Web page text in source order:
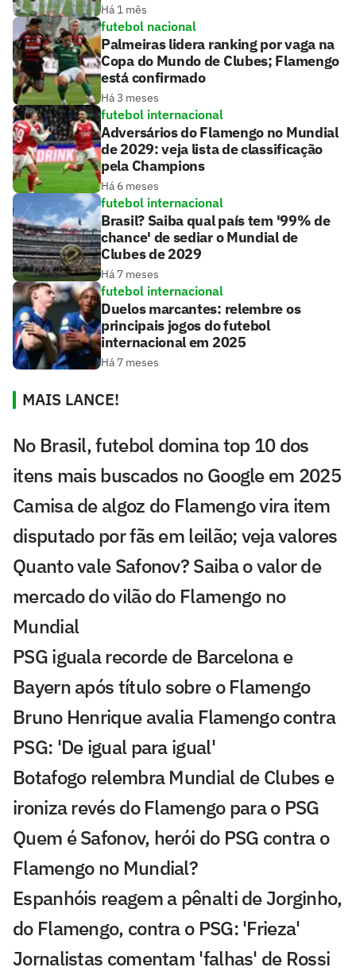
Há 1 mês
futebol nacional
Palmeiras lidera ranking por vaga na
Copa do Mundo de Clubes; Flamengo
está confirmado
Há 3 meses
futebol internacional
Adversários do Flamengo no Mundial
de 2029: veja lista de classificação
pela Champions
Há 6 meses
futebol internacional
Brasil? Saiba qual país tem '99% de
chance' de sediar o Mundial de
Clubes de 2029
Há 7 meses
futebol internacional
Duelos marcantes: relembre os
principais jogos do futebol
internacional em 2025
Há 7 meses
MAIS LANCE!
No Brasil, futebol domina top 10 dos
itens mais buscados no Google em 2025
Camisa de algoz do Flamengo vira item
disputado por fãs em leilão; veja valores
Quanto vale Safonov? Saiba o valor de
mercado do vilão do Flamengo no
Mundial
PSG iguala recorde de Barcelona e
Bayern após título sobre o Flamengo
Bruno Henrique avalia Flamengo contra
PSG: 'De igual para igual'
Botafogo relembra Mundial de Clubes e
ironiza revés do Flamengo para o PSG
Quem é Safonov, herói do PSG contra o
Flamengo no Mundial?
Espanhóis reagem a pênalti de Jorginho,
do Flamengo, contra o PSG: 'Frieza'
Jornalistas comentam 'falhas' de Rossi